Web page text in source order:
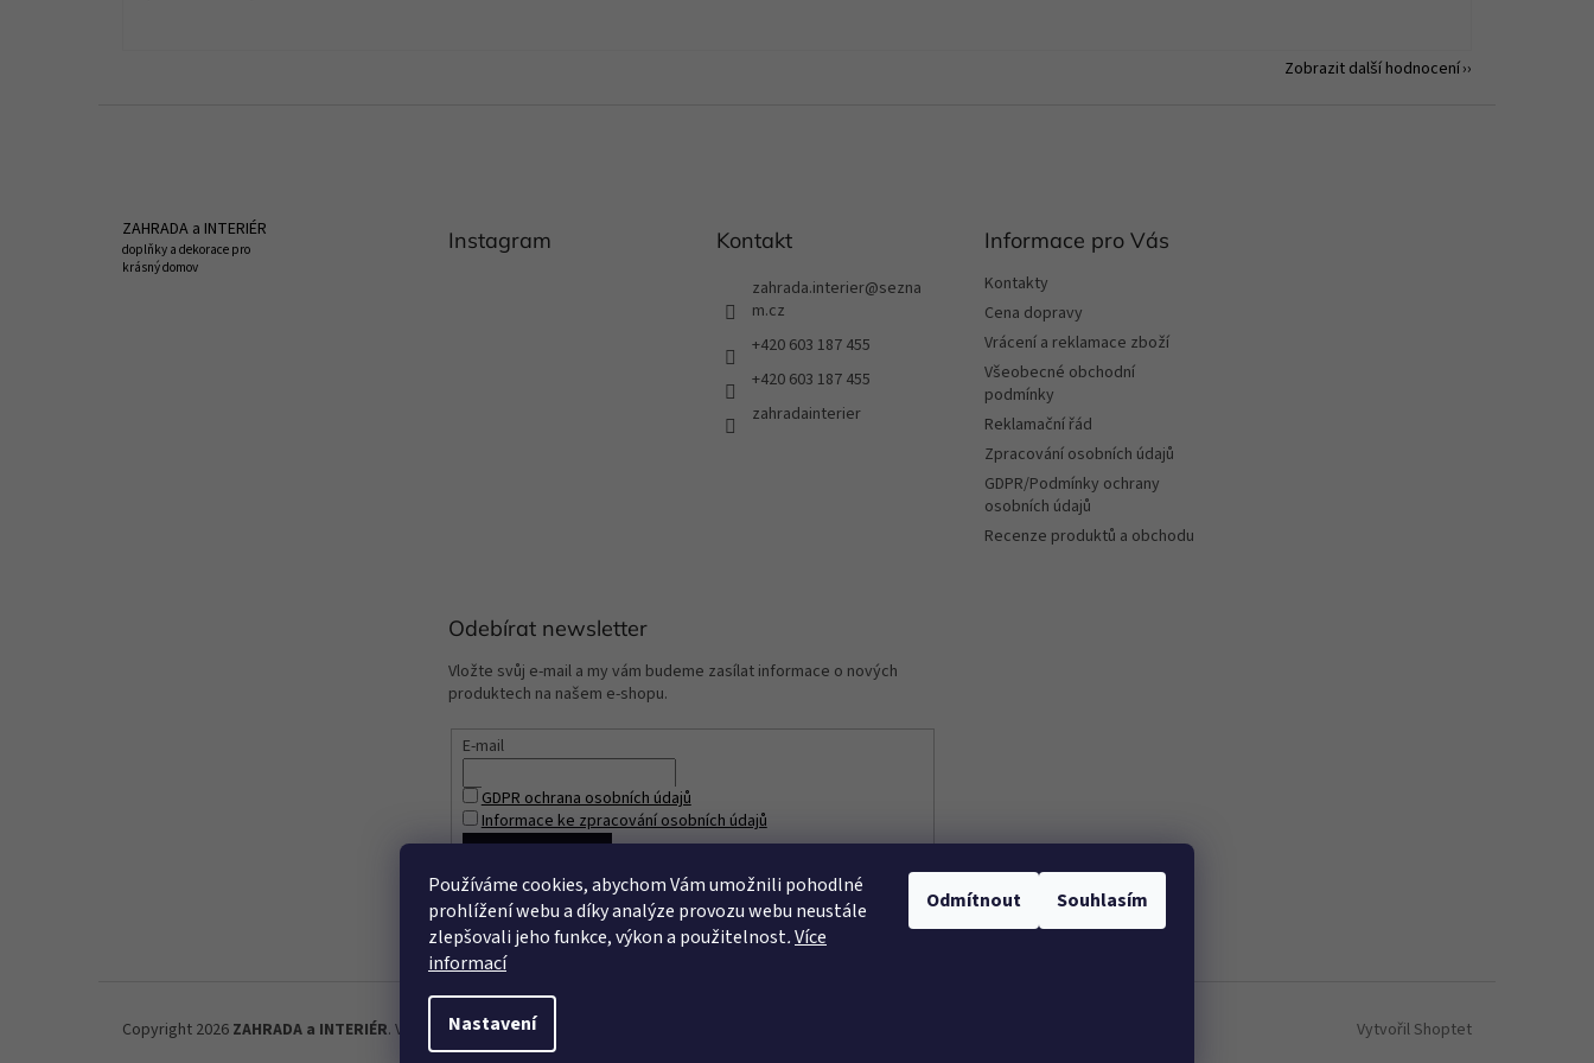
Používáme cookies, abychom Vám umožnili pohodlné
prohlížení webu a díky analýze provozu webu neustále
zlepšovali jeho funkce, výkon a použitelnost.Více
informací
Nastavení
Odmítnout Souhlasím
Zobrazit další hodnocení
ZAHRADA a INTERIÉR
doplňky a dekorace pro
krásný domov
Instagram Kontakt
zahrada.interier@sezna
m.cz
+420 603 187 455
+420 603 187 455
zahradainterier
Informace pro Vás
Kontakty
Cena dopravy
Vrácení a reklamace zboží
Všeobecné obchodní
podmínky
Reklamační řád
Zpracování osobních údajů
GDPR/Podmínky ochrany
osobních údajů
Recenze produktů a obchodu
Odebírat newsletter
Vložte svůj e-mail a my vám budeme zasílat informace o nových
produktech na našem e-shopu.
E-mail
GDPR ochrana osobních údajů
Informace ke zpracování osobních údajů
Vytvořil Shoptet
Copyright 2026 ZAHRADA a INTERIÉR. Všechna práva vyhrazena.